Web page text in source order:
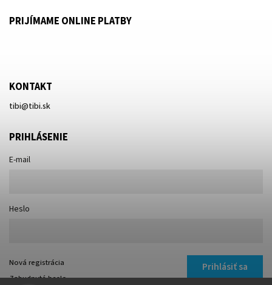
PRIJÍMAME ONLINE PLATBY
KONTAKT
tibi@tibi.sk
PRIHLÁSENIE
E-mail
Heslo
Prihlásiť sa
Nová registrácia
Zabudnuté heslo